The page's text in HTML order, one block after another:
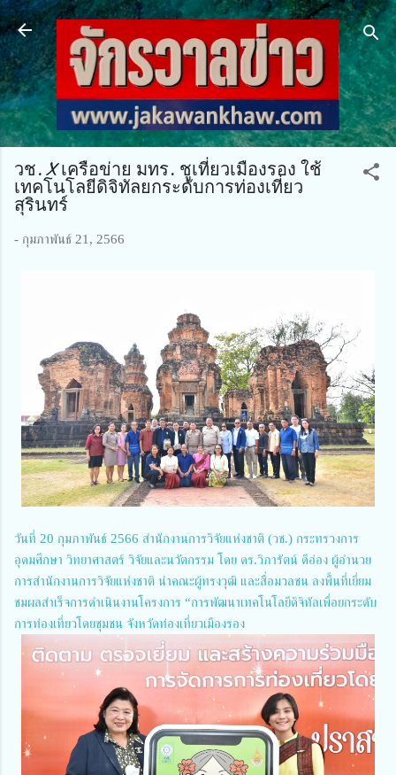
ข้ามไปที่เนื้อหาหลัก
วช. X เครือข่าย มทร. ชูเที่ยวเมืองรอง ใช้
เทคโนโลยีดิจิทัลยกระดับการท่องเที่ยว
สุรินทร์
- กุมภาพันธ์ 21, 2566
วันที่ 20 กุมภาพันธ์ 2566 สำนักงานการวิจัยแห่งชาติ (วช.) กระทรวงการ
อุดมศึกษา วิทยาศาสตร์ วิจัยและนวัตกรรม โดย ดร.วิภารัตน์ ดีอ่อง ผู้อำนวย
การสำนักงานการวิจัยแห่งชาติ นำคณะผู้ทรงวุฒิ และสื่อมวลชน ลงพื้นที่เยี่ยม
ชมผลสำเร็จการดำเนินงานโครงการ “การพัฒนาเทคโนโลยีดิจิทัลเพื่อยกระดับ
การท่องเที่ยวโดยชุมชน จังหวัดท่องเที่ยวเมืองรอง